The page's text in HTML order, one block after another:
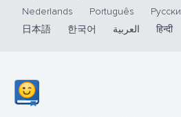
Nederlands
Português
日本語
한국어 العربية हिन्दी